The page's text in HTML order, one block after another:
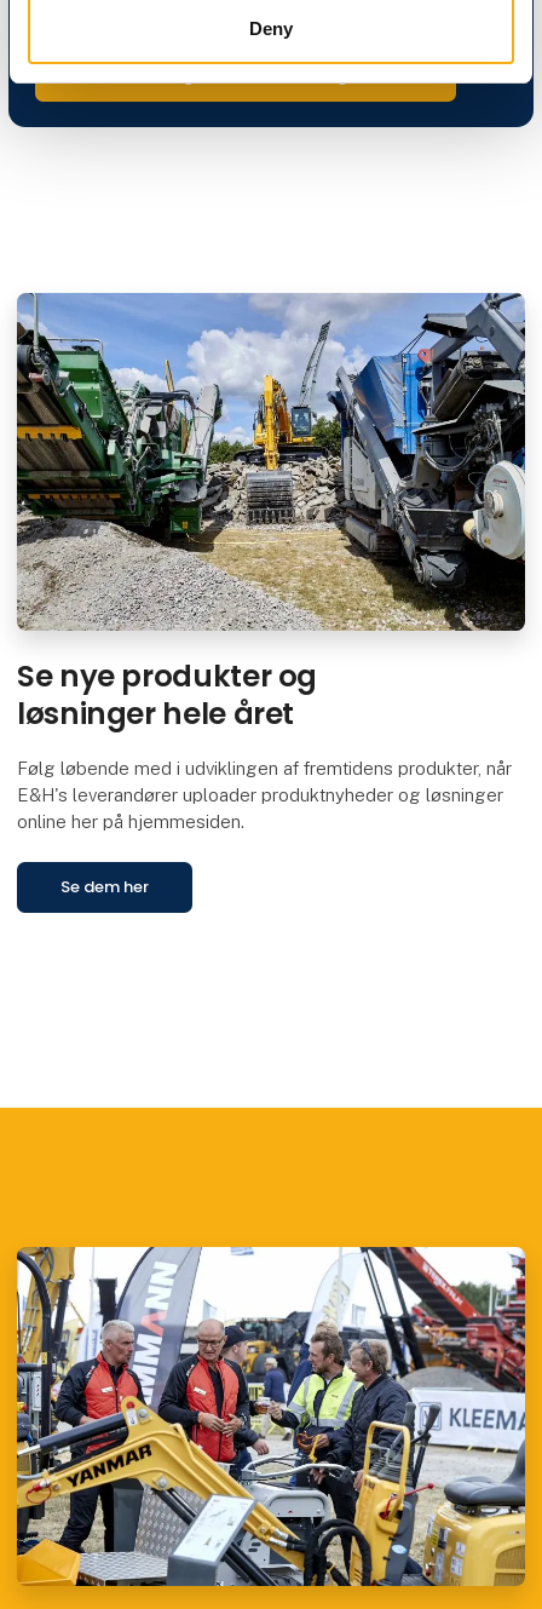
Deny
Se nye produkter og
løsninger hele året
Følg løbende med i udviklingen af fremtidens produkter, når
E&H's leverandører uploader produktnyheder og løsninger
online her på hjemmesiden.
Se dem her